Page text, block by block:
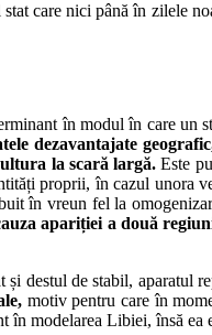
care nici până în zilele
în modul în care un
dezavantajate
la scară largă. Este
proprii, în cazul unora
în vreun fel la
apariției a două
destul de stabil, aparatul
motiv pentru care în
modelarea Libiei, însă